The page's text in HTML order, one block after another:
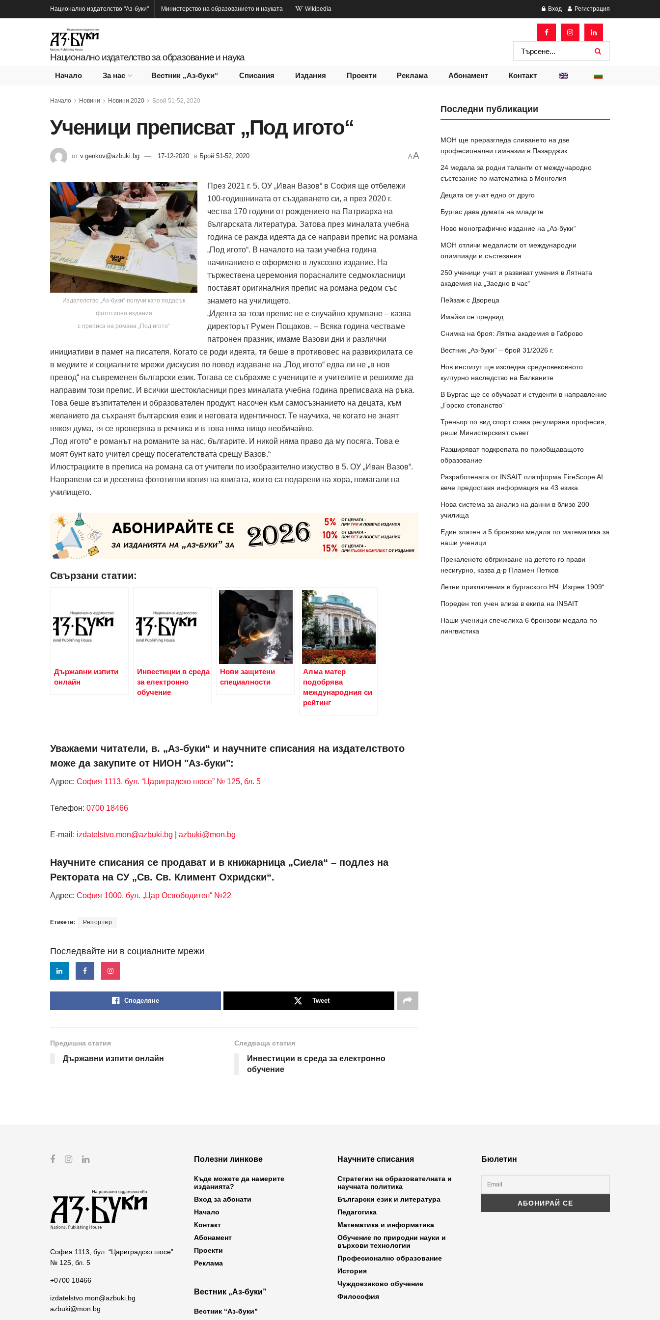
Национално издателство "Аз-буки" Министерство на образованието и науката Wikipedia Вход Регистрация
Национално издателство за образование и наука
Начало За нас Вестник „Аз-буки“ Списания Издания Проекти Реклама Абонамент Контакт
Начало Новини Новини 2020 Брой 51-52, 2020
Ученици преписват „Под игото“
от v.genkov@azbuki.bg 17-12-2020 в Брой 51-52, 2020 AA
Издателство „Аз-буки“ получи като подарък
фототипнo издания
с преписа на романа „Под игото“
През 2021 г. 5. ОУ „Иван Вазов“ в София ще отбележи
100-годишнината от създаването си, а през 2020 г.
чества 170 години от рождението на Патриарха на
българската литература. Затова през миналата учебна
година се ражда идеята да се направи препис на романа
„Под игото“. В началото на тази учебна година
начинанието е оформено в луксозно издание. На
тържествена церемония порасналите седмокласници
поставят оригиналния препис на романа редом със
знамето на училището.
„Идеята за този препис не е случайно хрумване – казва
директорът Румен Пощаков. – Всяка година честваме
патронен празник, имаме Вазови дни и различни
инициативи в памет на писателя. Когато се роди идеята, тя беше в противовес на развихрилата се
в медиите и социалните мрежи дискусия по повод издаване на „Под игото“ едва ли не „в нов
превод“ на съвременен български език. Тогава се събрахме с учениците и учителите и решихме да
направим този препис. И всички шестокласници през миналата учебна година преписваха на ръка.
Това беше възпитателен и образователен продукт, насочен към самосъзнанието на децата, към
желанието да съхранят българския език и неговата идентичност. Те научиха, че когато не знаят
някоя дума, тя се проверява в речника и в това няма нищо необичайно.
„Под игото“ е романът на романите за нас, българите. И никой няма право да му посяга. Това е
моят бунт като учител срещу посегателствата срещу Вазов.“
Илюстрациите в преписа на романа са от учители по изобразително изкуство в 5. ОУ „Иван Вазов“.
Направени са и десетина фототипни копия на книгата, които са подарени на хора, помагали на
училището.
Свързани статии:
Държавни изпити
онлайн
Инвестиции в среда
за електронно
обучение
Нови защитени
специалности
Алма матер
подобрява
международния си
рейтинг
Уважаеми читатели, в. „Аз-буки“ и научните списания на издателството
може да закупите от НИОН "Аз-буки":
Адрес: София 1113, бул. “Цариградско шосе” № 125, бл. 5
Телефон: 0700 18466
Е-mail: izdatelstvo.mon@azbuki.bg azbuki@mon.bg
Научните списания се продават и в книжарница „Сиела“ – подлез на
Ректората на СУ „Св. Св. Климент Охридски“.
Адрес: София 1000, бул. „Цар Освободител“ №22
Етикети: Репортер
Последвайте ни в социалните мрежи
Споделяне Tweet
Предишна статия
Държавни изпити онлайн
Следваща статия
Инвестиции в среда за електронно
обучение
Последни публикации
МОН ще преразгледа сливането на две
професионални гимназии в Пазарджик
24 медала за родни таланти от международно
състезание по математика в Монголия
Децата се учат едно от друго
Бургас дава думата на младите
Ново монографично издание на „Аз-буки“
МОН отличи медалисти от международни
олимпиади и състезания
250 ученици учат и развиват умения в Лятната
академия на „Заедно в час“
Пейзаж с Двореца
Имайки се предвид
Снимка на броя: Лятна академия в Габрово
Вестник „Аз-буки“ – брой 31/2026 г.
Нов институт ще изследва средновековното
културно наследство на Балканите
В Бургас ще се обучават и студенти в направление
„Горско стопанство“
Треньор по вид спорт става регулирана професия,
реши Министерският съвет
Разширяват подкрепата по приобщаващото
образование
Разработената от INSAIT платформа FireScope AI
вече предоставя информация на 43 езика
Нова система за анализ на данни в близо 200
училища
Един златен и 5 бронзови медала по математика за
наши ученици
Прекаленото обгрижване на детето го прави
несигурно, казва д-р Пламен Петков
Летни приключения в бургаското НЧ „Изгрев 1909“
Пореден топ учен влиза в екипа на INSAIT
Наши ученици спечелиха 6 бронзови медала по
лингвистика
София 1113, бул. “Цариградско шосе”
№ 125, бл. 5
+0700 18466
izdatelstvo.mon@azbuki.bg
azbuki@mon.bg
Полезни линкове
Къде можете да намерите
изданията?
Вход за абонати
Начало
Контакт
Абонамент
Проекти
Реклама
Вестник „Аз-буки”
Вестник “Аз-буки”
Научните списания
Стратегии на образователната и
научната политика
Български език и литература
Педагогика
Математика и информатика
Обучение по природни науки и
върхови технологии
Професионално образование
История
Чуждоезиково обучение
Философия
Бюлетин